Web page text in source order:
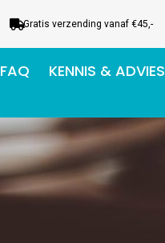
Gratis verzending vanaf €45,-
FAQ KENNIS & ADVIES